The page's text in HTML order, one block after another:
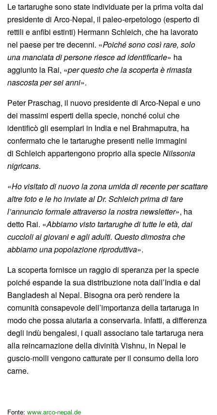
Le tartarughe sono state individuate per la prima volta dal
presidente di Arco-Nepal, il paleo-erpetologo (esperto di
rettili e anfibi estinti) Hermann Schleich, che ha lavorato
nel paese per tre decenni. «Poiché sono così rare, solo
una manciata di persone riesce ad identificarle» ha
aggiunto la Rai, «per questo che la scoperta è rimasta
nascosta per sei anni».
Peter Praschag, il nuovo presidente di Arco-Nepal e uno
dei massimi esperti della specie, nonché colui che
identificò gli esemplari in India e nel Brahmaputra, ha
confermato che le tartarughe presenti nelle immagini
di Schleich appartengono proprio alla specieNilssonia
nigricans.
«Ho visitato di nuovo la zona umida di recente per scattare
altre foto e le ho inviate al Dr. Schleich prima di fare
l’annuncio formale attraverso la nostra newsletter», ha
detto Rai. «Abbiamo visto tartarughe di tutte le età, dai
cuccioli ai giovani e agli adulti. Questo dimostra che
abbiamo una popolazione riproduttiva».
La scoperta fornisce un raggio di speranza per la specie
poiché espande la sua distribuzione nota dall’India e dal
Bangladesh al Nepal. Bisogna ora però rendere la
comunità consapevole dell’importanza della tartaruga in
modo che possa aiutarla a conservarla. Infatti, a differenza
degli indù bengalesi, i quali associano tale tartaruga nera
alla reincarnazione della divinità Vishnu, in Nepal le
guscio-molli vengono catturate per il consumo della loro
carne.
Fonte: www.arco-nepal.de